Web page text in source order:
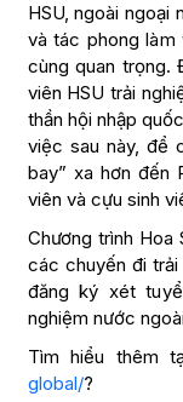
HSU, ngoài ngoại
và tác phong
cùng quan trọng.
viên HSU trải
thần hội nhập
việc sau này, để
bay” xa hơn đến
viên và cựu sinh
Chương trình
các chuyến đi trải
đăng ký xét
nghiệm nước
Tìm hiểu thêm
global/?